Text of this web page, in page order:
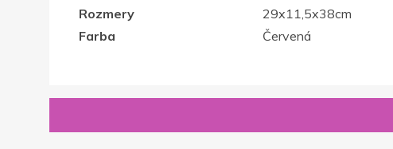
Rozmery
29x11,5x38cm
Farba
Červená